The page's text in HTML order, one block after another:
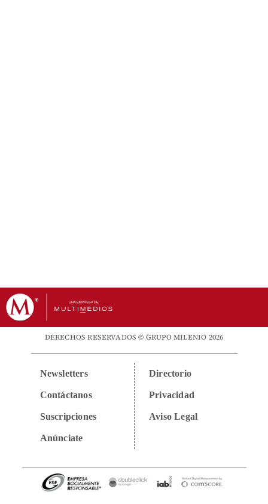
DERECHOS RESERVADOS © GRUPO MILENIO 2026
Newsletters
Contáctanos
Suscripciones
Anúnciate
Directorio
Privacidad
Aviso Legal